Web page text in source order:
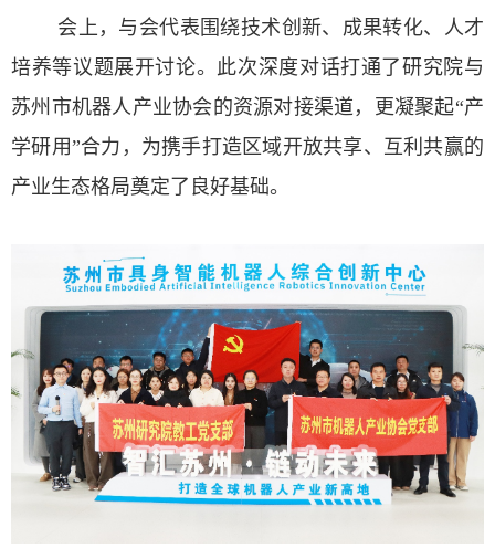
会上，与会代表围绕技术创新、成果转化、人才
培养等议题展开讨论。此次深度对话打通了研究院与
苏州市机器人产业协会的资源对接渠道，更凝聚起“产
学研用”合力，为携手打造区域开放共享、互利共赢的
产业生态格局奠定了良好基础。